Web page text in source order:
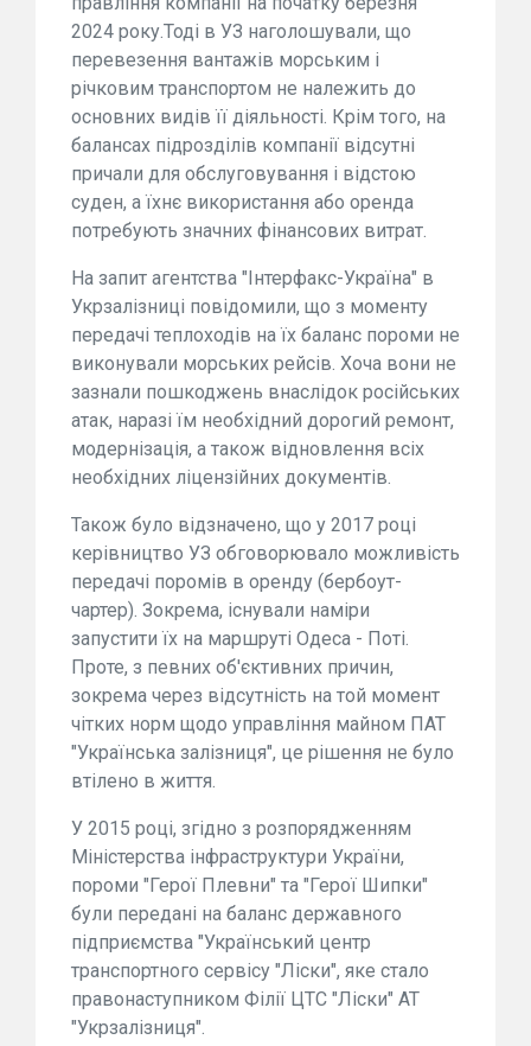
2024 року.Тоді в УЗ наголошували, що
перевезення вантажів морським і
річковим транспортом не належить до
основних видів її діяльності. Крім того, на
балансах підрозділів компанії відсутні
причали для обслуговування і відстою
суден, а їхнє використання або оренда
потребують значних фінансових витрат.
На запит агентства "Інтерфакс-Україна" в
Укрзалізниці повідомили, що з моменту
передачі теплоходів на їх баланс пороми не
виконували морських рейсів. Хоча вони не
зазнали пошкоджень внаслідок російських
атак, наразі їм необхідний дорогий ремонт,
модернізація, а також відновлення всіх
необхідних ліцензійних документів.
Також було відзначено, що у 2017 році
керівництво УЗ обговорювало можливість
передачі поромів в оренду (бербоут-
чартер). Зокрема, існували наміри
запустити їх на маршруті Одеса - Поті.
Проте, з певних об'єктивних причин,
зокрема через відсутність на той момент
чітких норм щодо управління майном ПАТ
"Українська залізниця", це рішення не було
втілено в життя.
У 2015 році, згідно з розпорядженням
Міністерства інфраструктури України,
пороми "Герої Плевни" та "Герої Шипки"
були передані на баланс державного
підприємства "Український центр
транспортного сервісу "Ліски", яке стало
правонаступником Філії ЦТС "Ліски" АТ
"Укрзалізниця".